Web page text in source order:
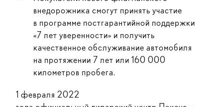
внедорожника смогут принять участие
в программе постгарантийной поддержки
«7 лет уверенности» и получить
качественное обслуживание автомобиля
на протяжении 7 лет или 160 000
километров пробега.
1 февраля 2022